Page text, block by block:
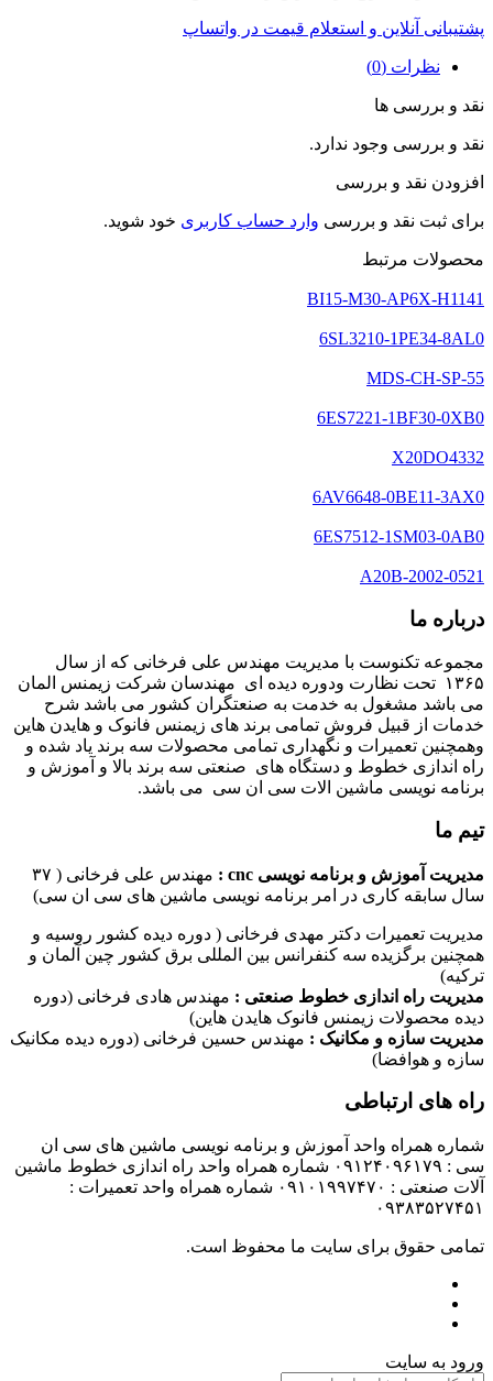
پشتیبانی آنلاین و استعلام قیمت در واتساپ
نظرات (0)
نقد و بررسی ها
نقد و بررسی وجود ندارد.
افزودن نقد و بررسی
برای ثبت نقد و بررسی وارد حساب کاربری خود شوید.
محصولات مرتبط
BI15-M30-AP6X-H1141
6SL3210-1PE34-8AL0
MDS-CH-SP-55
6ES7221-1BF30-0XB0
X20DO4332
6AV6648-0BE11-3AX0
6ES7512-1SM03-0AB0
A20B-2002-0521
درباره ما
مجموعه تکنوست با مدیریت مهندس علی فرخانی که از سال
۱۳۶۵ تحت نظارت ودوره دیده ای مهندسان شرکت زیمنس المان
می باشد مشغول به خدمت به صنعتگران کشور می باشد شرح
خدمات از قبیل فروش تمامی برند های زیمنس فانوک و هایدن هاین
وهمچنین تعمیرات و نگهداری تمامی محصولات سه برند یاد شده و
راه اندازی خطوط و دستگاه های صنعتی سه برند بالا و آموزش و
برنامه نویسی ماشین الات سی ان سی می باشد.
تیم ما
مدیریت آموزش و برنامه نویسی cnc :
مهندس علی فرخانی ( ۳۷
سال سابقه کاری در امر برنامه نویسی ماشین های سی ان سی)
مدیریت تعمیرات دکتر مهدی فرخانی ( دوره دیده کشور روسیه و
همچنین برگزیده سه کنفرانس بین المللی برق کشور چین آلمان و
ترکیه)
مدیریت راه اندازی خطوط صنعتی : مهندس هادی فرخانی (دوره
دیده محصولات زیمنس فانوک هایدن هاین)
مدیریت سازه و مکانیک : مهندس حسین فرخانی (دوره دیده مکانیک
سازه و هوافضا)
راه های ارتباطی
شماره همراه واحد آموزش و برنامه نویسی ماشین های سی ان
سی : ۰۹۱۲۴۰۹۶۱۷۹ شماره همراه واحد راه اندازی خطوط ماشین
آلات صنعتی : ۰۹۱۰۱۹۹۷۴۷۰ شماره همراه واحد تعمیرات :
۰۹۳۸۳۵۲۷۴۵۱
تمامی حقوق برای سایت ما محفوظ است.
ورود به سایت